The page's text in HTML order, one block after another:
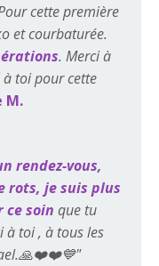
cette première
et courbaturée.
. Merci à
toi pour cette
M.
rendez-vous,
rots, je suis plus
ce soin que tu
à toi , à tous les